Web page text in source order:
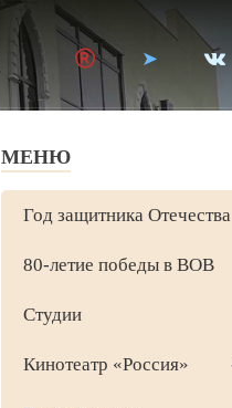
МЕНЮ
Год защитника Отечества
80-летие победы в ВОВ
Студии
Кинотеатр «Россия»